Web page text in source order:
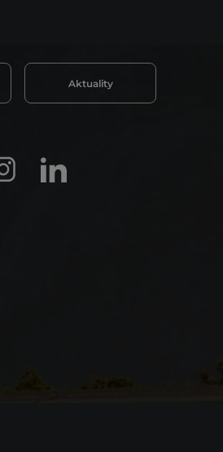
Aktuality
InstagramLinkedIn